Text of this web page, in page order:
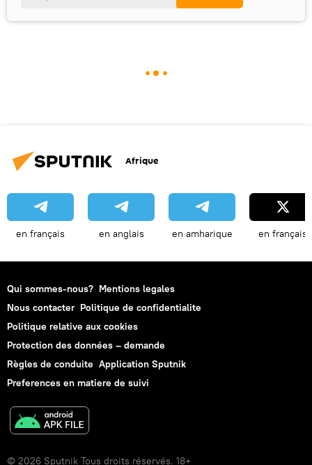
Afrique
en français en anglais en amharique en français
Qui sommes-nous? Mentions legales
Nous contacter Politique de confidentialite
Politique relative aux cookies
Protection des données – demande
Règles de conduite Application Sputnik
Preferences en matiere de suivi
© 2026 Sputnik Tous droits réservés. 18+